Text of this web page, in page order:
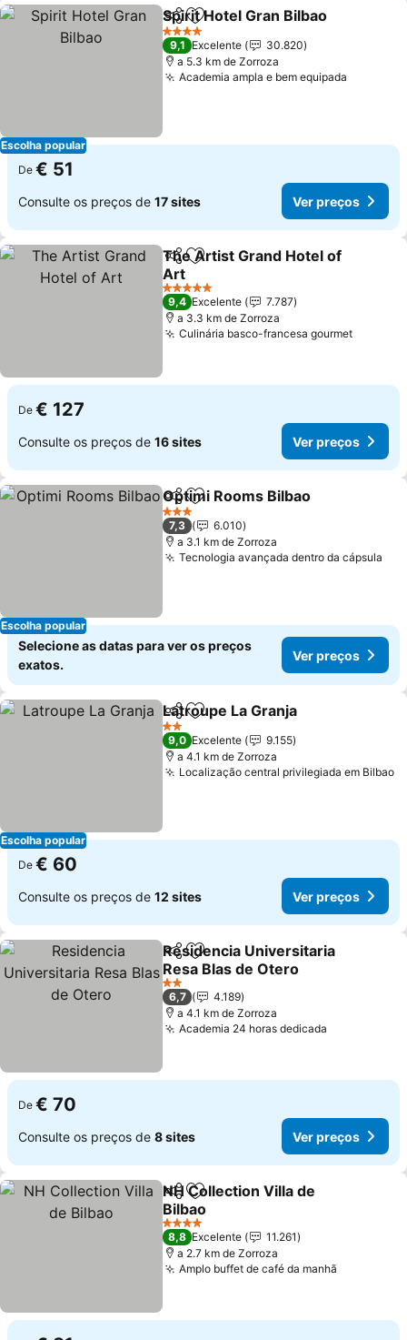
Escolha popular
PartilharAdicionar aos favoritos
Spirit Hotel Gran Bilbao
4 Estrelas
9,1 Excelente
30.820
a 5.3 km de Zorroza
Academia ampla e bem equipada
De € 51
Consulte os preços de 17 sites Ver preços
PartilharAdicionar aos favoritos
The Artist Grand Hotel of
Art
5 Estrelas
9,4 Excelente
7.787
a 3.3 km de Zorroza
Culinária basco-francesa gourmet
De € 127
Consulte os preços de 16 sites Ver preços
Escolha popular
PartilharAdicionar aos favoritos
Optimi Rooms Bilbao
3 Estrelas
7,3
6.010
a 3.1 km de Zorroza
Tecnologia avançada dentro da cápsula
Selecione as datas para ver os preços
exatos.
Ver preços
Escolha popular
PartilharAdicionar aos favoritos
Latroupe La Granja
2 Estrelas
9,0 Excelente
9.155
a 4.1 km de Zorroza
Localização central privilegiada em Bilbao
De € 60
Consulte os preços de 12 sites Ver preços
PartilharAdicionar aos favoritos
Residencia Universitaria
Resa Blas de Otero
2 Estrelas
6,7
4.189
a 4.1 km de Zorroza
Academia 24 horas dedicada
De € 70
Consulte os preços de 8 sites Ver preços
PartilharAdicionar aos favoritos
NH Collection Villa de
Bilbao
4 Estrelas
8,8 Excelente
11.261
a 2.7 km de Zorroza
Amplo buffet de café da manhã